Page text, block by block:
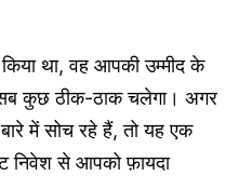
था, वह आपकी उम्मीद के
सब कुछ ठीक-ठाक चलेगा। अगर
में सोच रहे हैं, तो यह एक
निवेश से आपको फ़ायदा